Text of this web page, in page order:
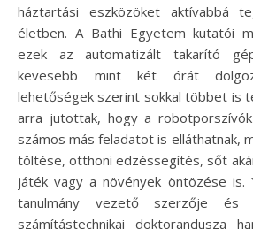
háztartási eszközöket aktívabbá
életben. A Bathi Egyetem kutatói
ezek az automatizált takarító
kevesebb mint két órát
lehetőségek szerint sokkal többet is
arra jutottak, hogy a
számos más feladatot is elláthatnak,
töltése, otthoni edzéssegítés, sőt
játék vagy a növények öntözése is.
tanulmány vezető szerzője és
számítástechnikai doktorandusza